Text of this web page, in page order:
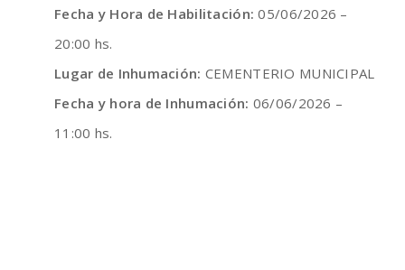
Fecha y Hora de Habilitación: 05/06/2026 –
20:00 hs.
Lugar de Inhumación: CEMENTERIO MUNICIPAL
Fecha y hora de Inhumación: 06/06/2026 –
11:00 hs.